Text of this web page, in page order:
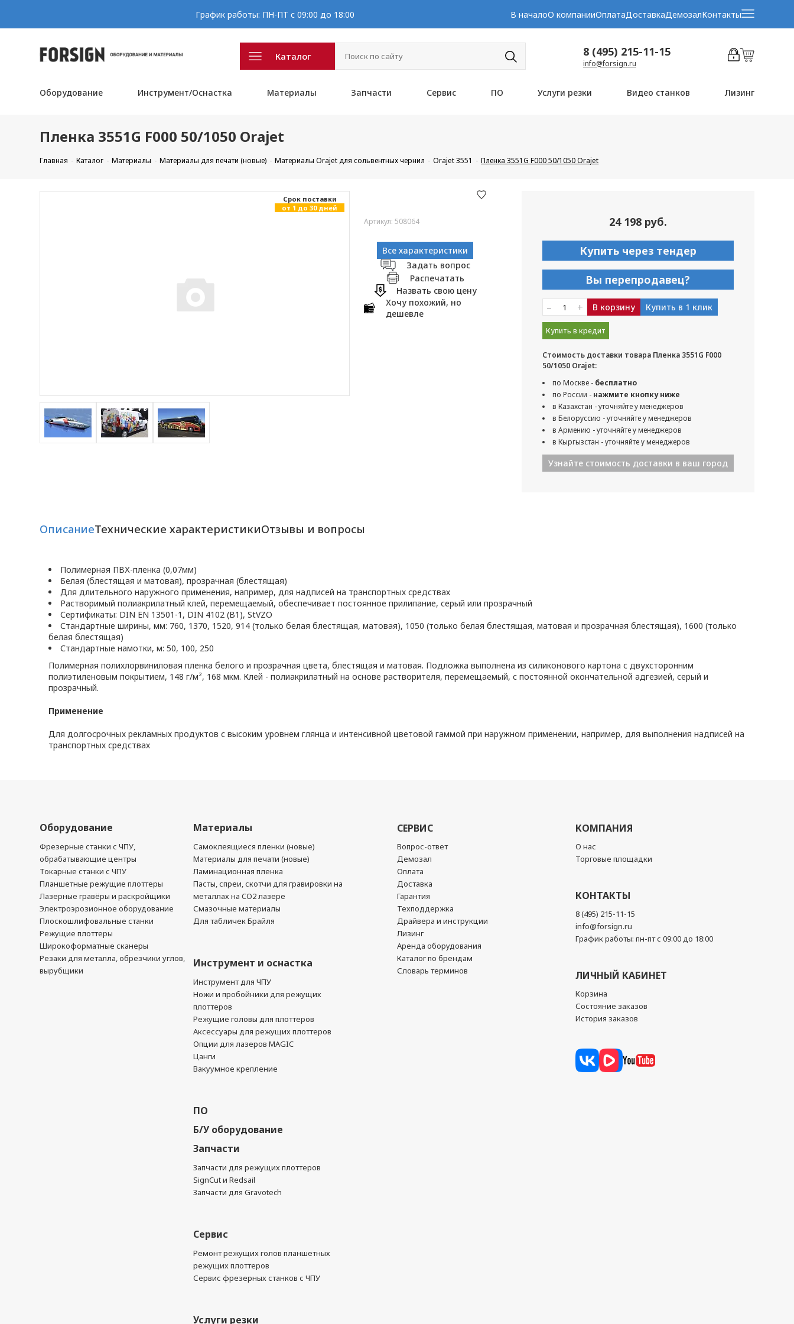
График работы: ПН-ПТ с 09:00 до 18:00 В началоО компанииОплатаДоставкаДемозалКонтакты
Каталог 8 (495) 215-11-15
info@forsign.ru
Оборудование Инструмент/Оснастка Материалы Запчасти Сервис ПО Услуги резки Видео станков Лизинг
Пленка 3551G F000 50/1050 Orajet
Главная Каталог Материалы Материалы для печати (новые) Материалы Orajet для сольвентных чернил Orajet 3551 Пленка 3551G F000 50/1050 Orajet
Cрок поставки
от 1 до 30 дней
Артикул: 508064
Все характеристики
Задать вопрос
Распечатать
Назвать свою цену
Хочу похожий, но
дешевле
24 198 руб.
Купить через тендер
Вы перепродавец?
– + В корзину Купить в 1 клик
Купить в кредит
Стоимость доставки товара Пленка 3551G F000
50/1050 Orajet:
по Москве - бесплатно
по России - нажмите кнопку ниже
в Казахстан - уточняйте у менеджеров
в Белоруссию - уточняйте у менеджеров
в Армению - уточняйте у менеджеров
в Кыргызстан - уточняйте у менеджеров
Узнайте стоимость доставки в ваш город
ОписаниеТехнические характеристикиОтзывы и вопросы
Полимерная ПВХ-пленка (0,07мм)
Белая (блестящая и матовая), прозрачная (блестящая)
Для длительного наружного применения, например, для надписей на транспортных средствах
Растворимый полиакрилатный клей, перемещаемый, обеспечивает постоянное прилипание, серый или прозрачный
Сертификаты: DIN EN 13501-1, DIN 4102 (B1), StVZO
Стандартные ширины, мм: 760, 1370, 1520, 914 (только белая блестящая, матовая), 1050 (только белая блестящая, матовая и прозрачная блестящая), 1600 (только
белая блестящая)
Стандартные намотки, м: 50, 100, 250
Полимерная полихлорвиниловая пленка белого и прозрачная цвета, блестящая и матовая. Подложка выполнена из силиконового картона с двухсторонним
полиэтиленовым покрытием, 148 г/м², 168 мкм. Клей - полиакрилатный на основе растворителя, перемещаемый, с постоянной окончательной адгезией, серый и
прозрачный.
Применение
Для долгосрочных рекламных продуктов с высоким уровнем глянца и интенсивной цветовой гаммой при наружном применении, например, для выполнения надписей на
транспортных средствах
Оборудование
Фрезерные станки с ЧПУ,
обрабатывающие центры
Токарные станки с ЧПУ
Планшетные режущие плоттеры
Лазерные гравёры и раскройщики
Электроэрозионное оборудование
Плоскошлифовальные станки
Режущие плоттеры
Широкоформатные сканеры
Резаки для металла, обрезчики углов,
вырубщики
Материалы
Самоклеящиеся пленки (новые)
Материалы для печати (новые)
Ламинационная пленка
Пасты, спреи, скотчи для гравировки на
металлах на CO2 лазере
Смазочные материалы
Для табличек Брайля
Инструмент и оснастка
Инструмент для ЧПУ
Ножи и пробойники для режущих
плоттеров
Режущие головы для плоттеров
Аксессуары для режущих плоттеров
Опции для лазеров MAGIC
Цанги
Вакуумное крепление
ПО
Б/У оборудование
Запчасти
Запчасти для режущих плоттеров
SignCut и Redsail
Запчасти для Gravotech
Сервис
Ремонт режущих голов планшетных
режущих плоттеров
Сервис фрезерных станков с ЧПУ
Услуги резки
СЕРВИС
Вопрос-ответ
Демозал
Оплата
Доставка
Гарантия
Техподдержка
Драйвера и инструкции
Лизинг
Аренда оборудования
Каталог по брендам
Словарь терминов
КОМПАНИЯ
О нас
Торговые площадки
КОНТАКТЫ
8 (495) 215-11-15
info@forsign.ru
График работы: пн-пт с 09:00 до 18:00
ЛИЧНЫЙ КАБИНЕТ
Корзина
Состояние заказов
История заказов